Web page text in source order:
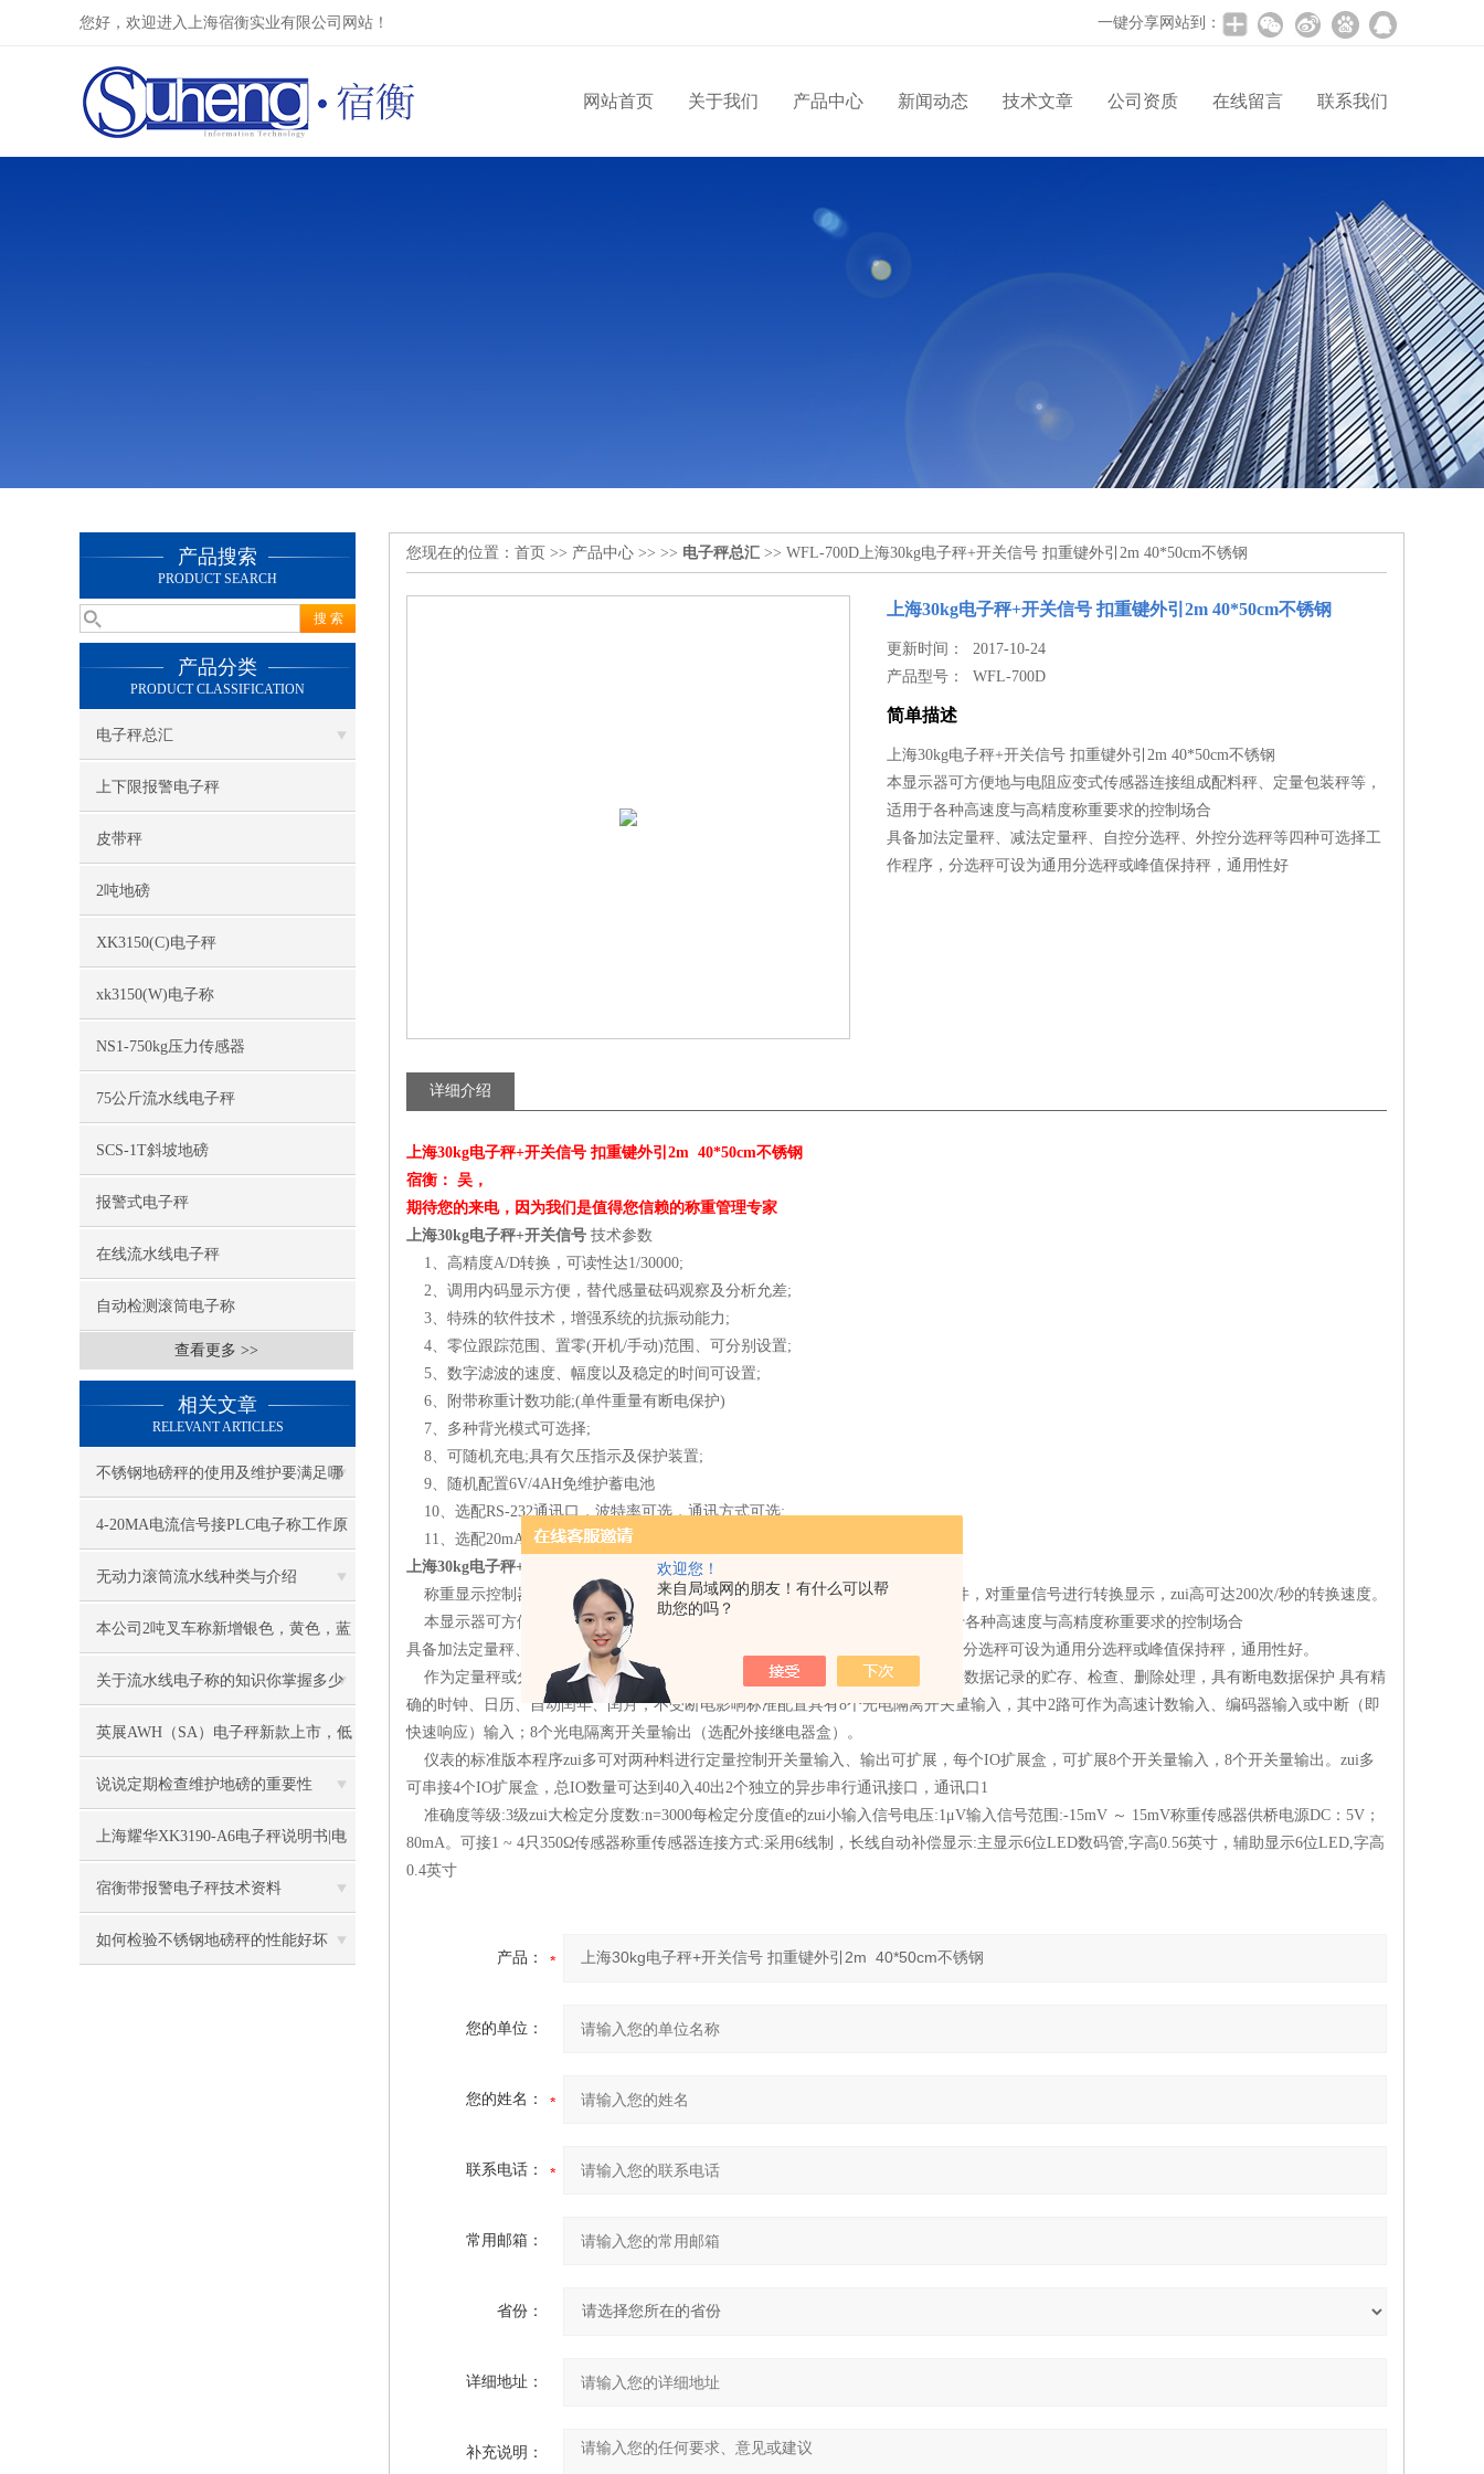
欢迎您！
来自局域网的朋友！有什么可以帮
助您的吗？
您好，欢迎进入上海宿衡实业有限公司网站！ 一键分享网站到：
网站首页 关于我们 产品中心 新闻动态 技术文章 公司资质 在线留言 联系我们
产品搜索
PRODUCT SEARCH
产品分类
PRODUCT CLASSIFICATION
电子秤总汇
上下限报警电子秤
皮带秤
2吨地磅
XK3150(C)电子秤
xk3150(W)电子称
NS1-750kg压力传感器
75公斤流水线电子秤
SCS-1T斜坡地磅
报警式电子秤
在线流水线电子秤
自动检测滚筒电子称
查看更多 >>
相关文章
RELEVANT ARTICLES
不锈钢地磅秤的使用及维护要满足哪
些要求
4-20MA电流信号接PLC电子称工作原
理
无动力滚筒流水线种类与介绍
本公司2吨叉车称新增银色，黄色，蓝
色，黑色可选
关于流水线电子称的知识你掌握多少
英展AWH（SA）电子秤新款上市，低
价冲市场
说说定期检查维护地磅的重要性
上海耀华XK3190-A6电子秤说明书|电
子秤|电子叉车称|磅秤
宿衡带报警电子秤技术资料
如何检验不锈钢地磅秤的性能好坏
您现在的位置： 首页 >> 产品中心 >> >> 电子秤总汇 >> WFL-700D上海30kg电子秤+开关信号 扣重键外引2m 40*50cm不锈钢
上海30kg电子秤+开关信号 扣重键外引2m 40*50cm不锈钢
更新时间： 2017-10-24
产品型号：WFL-700D
简单描述
上海30kg电子秤+开关信号 扣重键外引2m 40*50cm不锈钢
本显示器可方便地与电阻应变式传感器连接组成配料秤、定量包装秤等，
适用于各种高速度与高精度称重要求的控制场合
具备加法定量秤、减法定量秤、自控分选秤、外控分选秤等四种可选择工
作程序，分选秤可设为通用分选秤或峰值保持秤，通用性好
详细介绍
上海30kg电子秤+开关信号 扣重键外引2m 40*50cm不锈钢
宿衡： 吴，
期待您的来电，因为我们是值得您信赖的称重管理专家
上海30kg电子秤+开关信号 技术参数
1、高精度A/D转换，可读性达1/30000;
2、调用内码显示方便，替代感量砝码观察及分析允差;
3、特殊的软件技术，增强系统的抗振动能力 ;
4、零位跟踪范围、置零(开机/手动)范围、可分别设置;
5、数字滤波的速度、幅度以及稳定的时间可设置;
6、附带称重计数功能;(单件重量有断电保护)
7、多种背光模式可选择;
8、可随机充电;具有欠压指示及保护装置;
9、随机配置6V/4AH免维护蓄电池
10、选配RS-232通讯口，波特率可选，通讯方式可选;
11、选配20mA 电流环大屏幕通讯口
上海30kg电子秤+开关信号
称重显示控制器采用
Cortex M3内核的32位ARM处理器及高精度Σ -△A/D 转换器件，对重量信号进行转换显示，zui高可达200次/秒的转换速度。
本显示器可方便地与电阻应变式传感器连接组成配料秤、定量包装秤等，适用于各种高速度与高精度称重要求的控制场合
具备加法定量秤、减法定量秤、自控分选秤、外控分选秤等四种可选择工作程序，分选秤可设为通用分选秤或峰值保持秤，通用性好。
作为定量秤或分选秤均可存储5个配方 速度可设置，数字滤波强度可设置称量数据记录的贮存、检查、删除处理，具有断电数据保护 具有精
确的时钟、日历、自动闰年、闰月，不受断电影响标准配置具有 8个光电隔离开关量输入，其中2路可作为高速计数输入、编码器输入或中断（即
快速响应）输入； 8个光电隔离开关量输出（选配外接继电器盒）。
仪表的标准版本程序zui多可对两种料进行定量控制开关量输入、输出可扩展，每个IO扩展盒，可扩展8个开关量输入， 8个开关量输出。zui多
可串接4个IO扩展盒，总IO数量可达到 40入40出2个独立的异步串行通讯接口，通讯口 1
准确度等级:3级zui大检定分度数:n=3000每检定分度值e的zui小输入信号电压:1μV输入信号范围 :-15mV ～ 15mV称重传感器供桥电源DC ： 5V ；
80mA。可接1 ~ 4只350Ω传感器称重传感器连接方式:采用6线制，长线自动补偿显示:主显示6位LED数码管,字高0.56英寸，辅助显示6位LED,字高
0.4英寸
产品：
您的单位：
您的姓名：
联系电话：
常用邮箱：
省份：
详细地址：
补充说明：